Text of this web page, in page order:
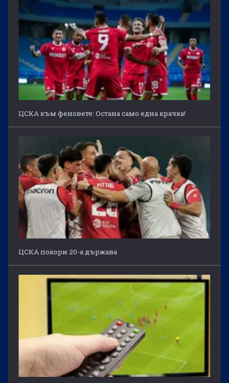
ЦСКА към феновете: Остана само една крачка!
ЦСКА покори 20-а държава